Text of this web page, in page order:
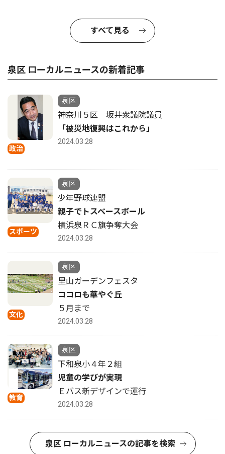
すべて見る
泉区 ローカルニュースの新着記事
政治
泉区
神奈川５区 坂井衆議院議員
「被災地復興はこれから」
2024.03.28
スポーツ
泉区
少年野球連盟
親子でトスベースボール
横浜泉ＲＣ旗争奪大会
2024.03.28
文化
泉区
里山ガーデンフェスタ
ココロも華やぐ丘
５月まで
2024.03.28
教育
泉区
下和泉小４年２組
児童の学びが実現
Ｅバス新デザインで運行
2024.03.28
泉区 ローカルニュースの記事を検索